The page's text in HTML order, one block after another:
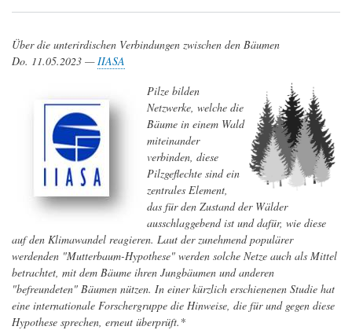
entscheidende
Kohlenstoffspeicherung
in
Böden
Über die unterirdischen Verbindungen zwischen den Bäumen
Do. 11.05.2023 —IIASA
Pilze bilden
Netzwerke, welche die
Bäume in einem Wald
miteinander
verbinden, diese
Pilzgeflechte sind ein
zentrales Element,
das für den Zustand der Wälder
ausschlaggebend ist und dafür, wie diese
auf den Klimawandel reagieren. Laut der zunehmend populärer
werdenden "Mutterbaum-Hypothese" werden solche Netze auch als Mittel
betrachtet, mit dem Bäume ihren Jungbäumen und anderen
"befreundeten" Bäumen nützen. In einer kürzlich erschienenen Studie hat
eine internationale Forschergruppe die Hinweise, die für und gegen diese
Hypothese sprechen, erneut überprüft.*